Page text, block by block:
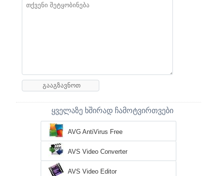
ყველაზე ხშირად ჩამოტვირთვები
AVG AntiVirus Free
AVS Video Converter
AVS Video Editor